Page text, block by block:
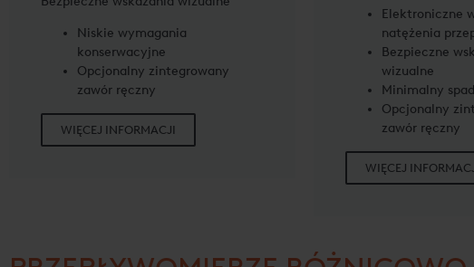
Niskie wymagania
konserwacyjne
Opcjonalny zintegrowany
zawór ręczny
WIĘCEJ INFORMACJI
Elektroniczne
natężenia
Bezpieczne
wizualne
Minimalny
Opcjonalny
zawór ręczny
WIĘCEJ